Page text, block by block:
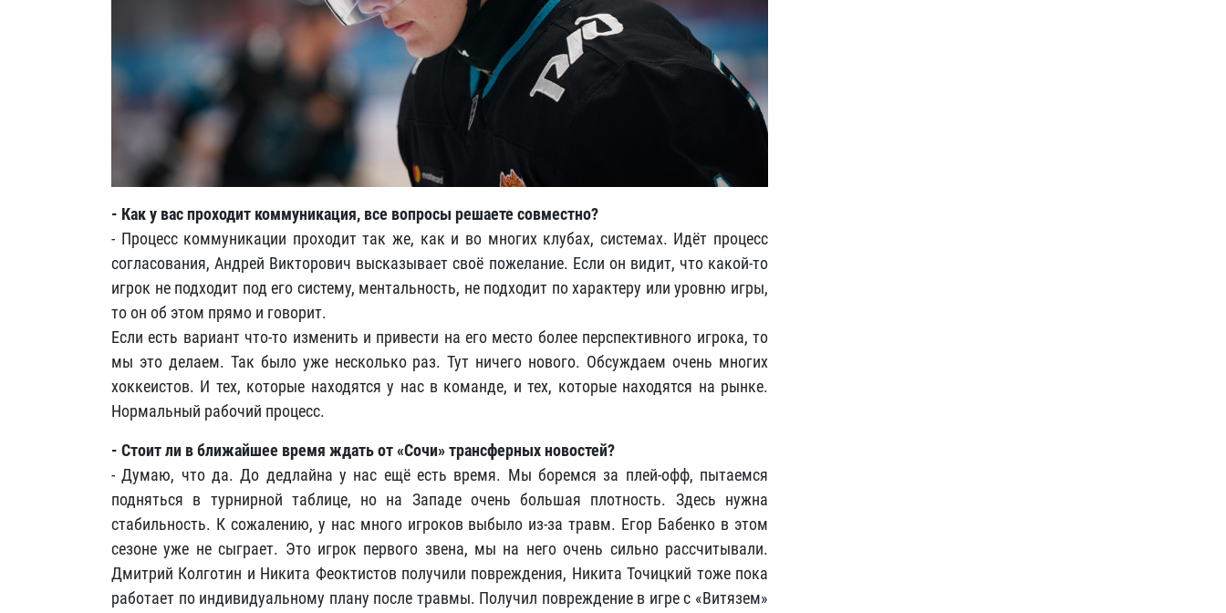
- Как у вас проходит коммуникация, все вопросы решаете совместно?
- Процесс коммуникации проходит так же, как и во многих клубах, системах. Идёт процесс
согласования, Андрей Викторович высказывает своё пожелание. Если он видит, что какой-то
игрок не подходит под его систему, ментальность, не подходит по характеру или уровню игры,
то он об этом прямо и говорит.
Если есть вариант что-то изменить и привести на его место более перспективного игрока, то
мы это делаем. Так было уже несколько раз. Тут ничего нового. Обсуждаем очень многих
хоккеистов. И тех, которые находятся у нас в команде, и тех, которые находятся на рынке.
Нормальный рабочий процесс.
- Стоит ли в ближайшее время ждать от «Сочи» трансферных новостей?
- Думаю, что да. До дедлайна у нас ещё есть время. Мы боремся за плей-офф, пытаемся
подняться в турнирной таблице, но на Западе очень большая плотность. Здесь нужна
стабильность. К сожалению, у нас много игроков выбыло из-за травм. Егор Бабенко в этом
сезоне уже не сыграет. Это игрок первого звена, мы на него очень сильно рассчитывали.
Дмитрий Колготин и Никита Феоктистов получили повреждения, Никита Точицкий тоже пока
работает по индивидуальному плану после травмы. Получил повреждение в игре с «Витязем»